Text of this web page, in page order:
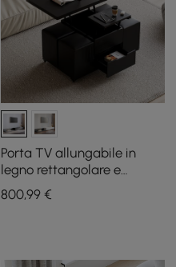
Porta TV allungabile in
legno rettangolare e
tavolino da caffè nero con
ripiano rialzabile con
800,99€